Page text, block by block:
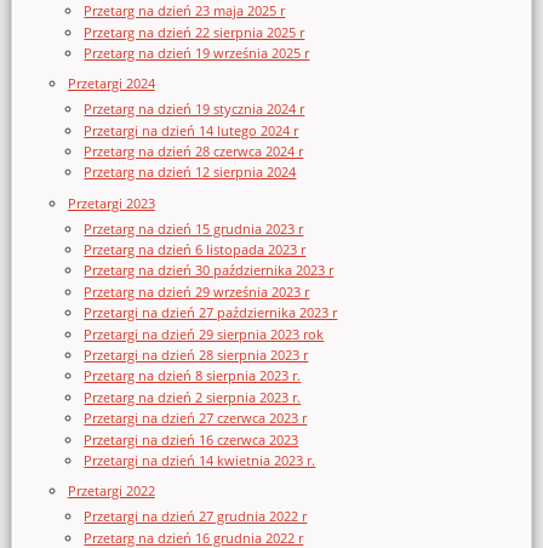
Przetarg na dzień 23 maja 2025 r
Przetarg na dzień 22 sierpnia 2025 r
Przetarg na dzień 19 września 2025 r
Przetargi 2024
Przetarg na dzień 19 stycznia 2024 r
Przetargi na dzień 14 lutego 2024 r
Przetarg na dzień 28 czerwca 2024 r
Przetarg na dzień 12 sierpnia 2024
Przetargi 2023
Przetarg na dzień 15 grudnia 2023 r
Przetarg na dzień 6 listopada 2023 r
Przetarg na dzień 30 października 2023 r
Przetarg na dzień 29 września 2023 r
Przetargi na dzień 27 października 2023 r
Przetargi na dzień 29 sierpnia 2023 rok
Przetargi na dzień 28 sierpnia 2023 r
Przetarg na dzień 8 sierpnia 2023 r.
Przetarg na dzień 2 sierpnia 2023 r.
Przetargi na dzień 27 czerwca 2023 r
Przetargi na dzień 16 czerwca 2023
Przetargi na dzień 14 kwietnia 2023 r.
Przetargi 2022
Przetargi na dzień 27 grudnia 2022 r
Przetarg na dzień 16 grudnia 2022 r